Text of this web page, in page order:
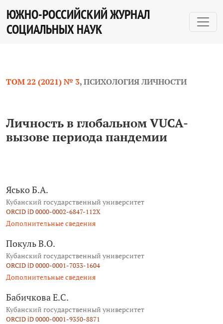
Личность в глобальном VUCA-вызове периода
ЮЖНО-РОССИЙСКИЙ ЖУРНАЛ
СОЦИАЛЬНЫХ НАУК
ТОМ 22 (2021) № 3,ПСИХОЛОГИЯ ЛИЧНОСТИ
Личность в глобальном VUCA-
вызове периода пандемии
Ясько Б.А.
Кубанский государственный университет
ORCID iD 0000-0002-6847-112X
Дополнительные сведения
Покуль В.О.
Кубанский государственный университет
ORCID iD 0000-0001-7033-1604
Дополнительные сведения
Бабичкова Е.С.
Кубанский государственный университет
ORCID iD 0000-0001-9350-8871